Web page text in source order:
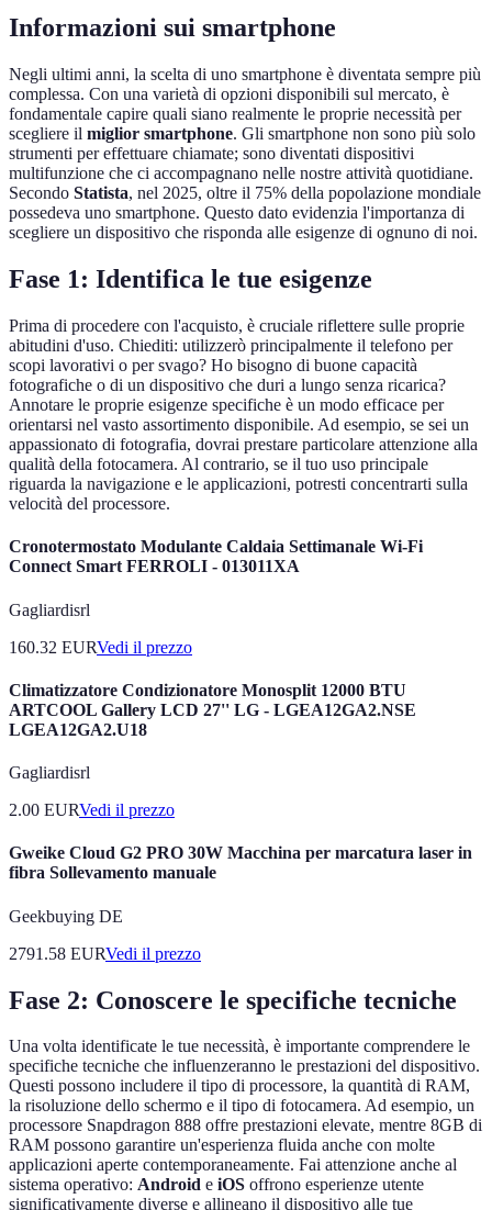
Informazioni sui smartphone
Negli ultimi anni, la scelta di uno smartphone è diventata sempre più
complessa. Con una varietà di opzioni disponibili sul mercato, è
fondamentale capire quali siano realmente le proprie necessità per
scegliere il miglior smartphone. Gli smartphone non sono più solo
strumenti per effettuare chiamate; sono diventati dispositivi
multifunzione che ci accompagnano nelle nostre attività quotidiane.
Secondo Statista, nel 2025, oltre il 75% della popolazione mondiale
possedeva uno smartphone. Questo dato evidenzia l'importanza di
scegliere un dispositivo che risponda alle esigenze di ognuno di noi.
Fase 1: Identifica le tue esigenze
Prima di procedere con l'acquisto, è cruciale riflettere sulle proprie
abitudini d'uso. Chiediti: utilizzerò principalmente il telefono per
scopi lavorativi o per svago? Ho bisogno di buone capacità
fotografiche o di un dispositivo che duri a lungo senza ricarica?
Annotare le proprie esigenze specifiche è un modo efficace per
orientarsi nel vasto assortimento disponibile. Ad esempio, se sei un
appassionato di fotografia, dovrai prestare particolare attenzione alla
qualità della fotocamera. Al contrario, se il tuo uso principale
riguarda la navigazione e le applicazioni, potresti concentrarti sulla
velocità del processore.
Cronotermostato Modulante Caldaia Settimanale Wi-Fi
Connect Smart FERROLI - 013011XA
Gagliardisrl
160.32 EURVedi il prezzo
Climatizzatore Condizionatore Monosplit 12000 BTU
ARTCOOL Gallery LCD 27'' LG - LGEA12GA2.NSE
LGEA12GA2.U18
Gagliardisrl
2.00 EURVedi il prezzo
Gweike Cloud G2 PRO 30W Macchina per marcatura laser in
fibra Sollevamento manuale
Geekbuying DE
2791.58 EURVedi il prezzo
Fase 2: Conoscere le specifiche tecniche
Una volta identificate le tue necessità, è importante comprendere le
specifiche tecniche che influenzeranno le prestazioni del dispositivo.
Questi possono includere il tipo di processore, la quantità di RAM,
la risoluzione dello schermo e il tipo di fotocamera. Ad esempio, un
processore Snapdragon 888 offre prestazioni elevate, mentre 8GB di
RAM possono garantire un'esperienza fluida anche con molte
applicazioni aperte contemporaneamente. Fai attenzione anche al
sistema operativo: Android e iOS offrono esperienze utente
significativamente diverse e allineano il dispositivo alle tue